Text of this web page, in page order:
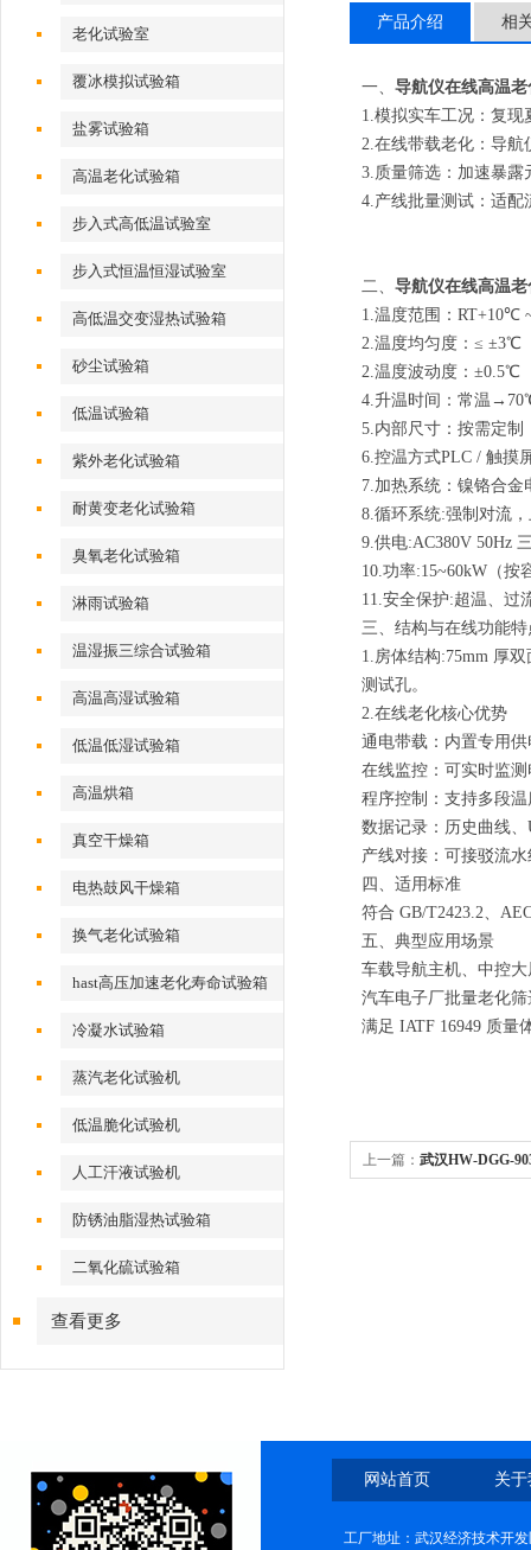
老化试验室
覆冰模拟试验箱
盐雾试验箱
高温老化试验箱
步入式高低温试验室
步入式恒温恒湿试验室
高低温交变湿热试验箱
砂尘试验箱
低温试验箱
紫外老化试验箱
耐黄变老化试验箱
臭氧老化试验箱
淋雨试验箱
温湿振三综合试验箱
高温高湿试验箱
低温低湿试验箱
高温烘箱
真空干燥箱
电热鼓风干燥箱
换气老化试验箱
hast高压加速老化寿命试验箱
冷凝水试验箱
蒸汽老化试验机
低温脆化试验机
人工汗液试验机
防锈油脂湿热试验箱
二氧化硫试验箱
查看更多
产品介绍 相
一、 导航仪在线高温老
1.模拟实车工况：复
2.在线带载老化：导航
3.质量筛选：加速暴露
4.产线批量测试：适配
二、 导航仪在线高温老
1.温度范围：RT+10℃
2.温度均匀度：≤ ±3℃
2.温度波动度：±0.5℃
4.升温时间 ：常温
5.内部尺寸 ：按需定制
6.控温方式PLC / 触摸
7.加热系统：镍铬合
8.循环系统:强制对流
9.供电:AC380V 50Hz
10.功率:15~60kW（按
11.安全保护:超温、过
三、结构与在线功能特
1.房体结构:75mm 厚
测试孔。
2.在线老化核心优势
通电带载：内置专用
在线监控：可实时监
程序控制：支持多段
数据记录：历史曲线
产线对接：可接驳流
四、适用标准
符合 GB/T2423.2、
五、典型应用场景
车载导航主机、中控
汽车电子厂批量老化
满足 IATF 16949 质量
上一篇： 武汉HW-DGG-
网站首页 关
工厂地址：武汉经济技术开